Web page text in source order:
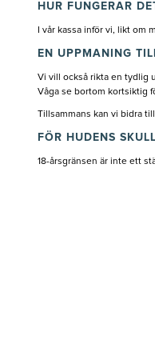
HUR FUNGERAR
I vår kassa inför vi, likt
EN UPPMANING
Vi vill också rikta en tydlig
Våga se bortom kortsiktig
Tillsammans kan vi bidra
FÖR HUDENS
18-årsgränsen är inte ett